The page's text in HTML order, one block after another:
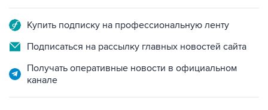
Купить подписку на профессиональную ленту
Подписаться на рассылку главных новостей сайта
Получать оперативные новости в официальном
канале